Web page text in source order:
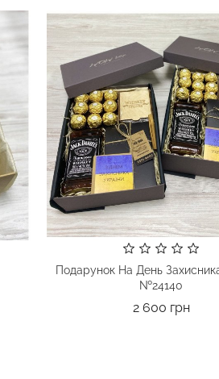
Подарунок На День
№24140
2 600 грнЦіна